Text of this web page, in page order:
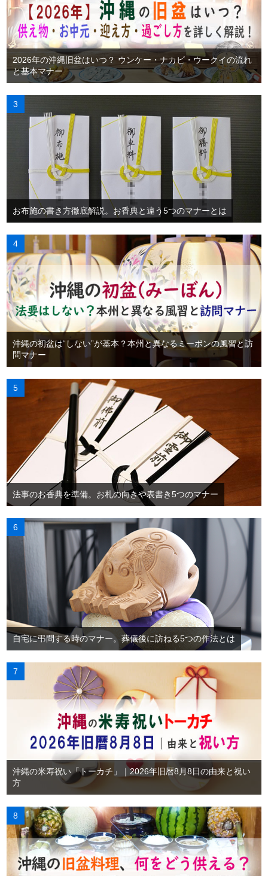
2026年の沖縄旧盆はいつ？ ウンケー・ナカビ・ウークイの流れ
と基本マナー
お布施の書き方徹底解説。お香典と違う5つのマナーとは
沖縄の初盆は“しない”が基本？本州と異なるミーボンの風習と訪
問マナー
法事のお香典を準備。お札の向きや表書き5つのマナー
自宅に弔問する時のマナー。葬儀後に訪ねる5つの作法とは
沖縄の米寿祝い「トーカチ」｜2026年旧暦8月8日の由来と祝い
方